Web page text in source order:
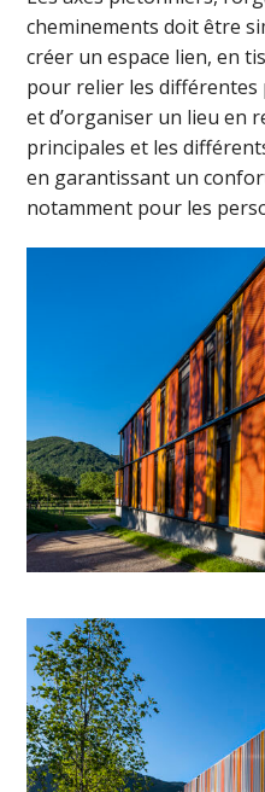
cheminements doit être
créer un espace lien, en
pour relier les différentes
et d’organiser un lieu en
principales et les
en garantissant un
notamment pour les